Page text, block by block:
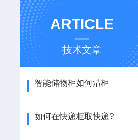
ARTICLE
技术文章
智能储物柜如何清柜
如何在快递柜取快递?